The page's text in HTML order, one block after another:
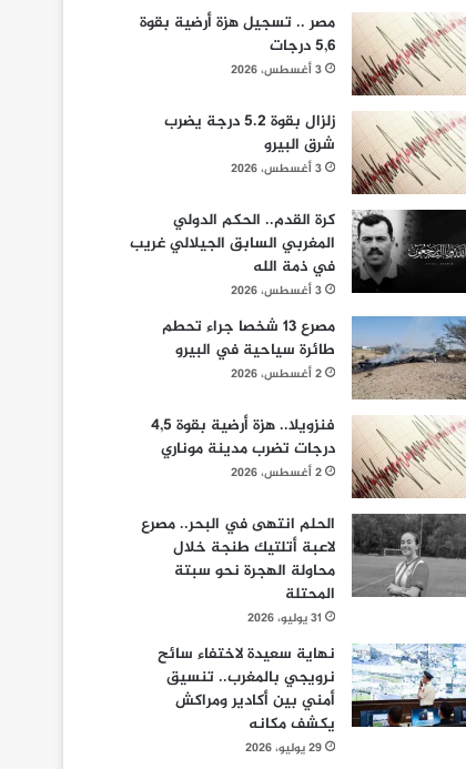
مصر .. تسجيل هزة أرضية بقوة
5,6 درجات
3 أغسطس، 2026
زلزال بقوة 5.2 درجة يضرب
شرق البيرو
3 أغسطس، 2026
كرة القدم.. الحكم الدولي
المغربي السابق الجيلالي غريب
في ذمة الله
3 أغسطس، 2026
مصرع 13 شخصا جراء تحطم
طائرة سياحية في البيرو
2 أغسطس، 2026
فنزويلا.. هزة أرضية بقوة 4,5
درجات تضرب مدينة موناري
2 أغسطس، 2026
الحلم انتهى في البحر.. مصرع
لاعبة أتلتيك طنجة خلال
محاولة الهجرة نحو سبتة
المحتلة
31 يوليو، 2026
نهاية سعيدة لاختفاء سائح
نرويجي بالمغرب.. تنسيق
أمني بين أكادير ومراكش
يكشف مكانه
29 يوليو، 2026